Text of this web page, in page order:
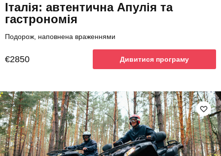
Італія: автентична Апулія та
гастрономія
Подорож, наповнена враженнями
€2850 Дивитися програму